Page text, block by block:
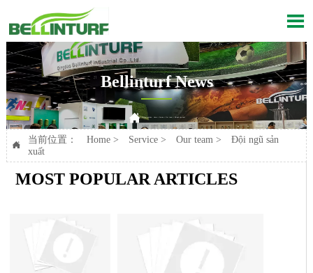

Bellinturf News


当前位置： Home> Service> Our team >
Đội ngũ sản
xuất
MOST POPULAR ARTICLES